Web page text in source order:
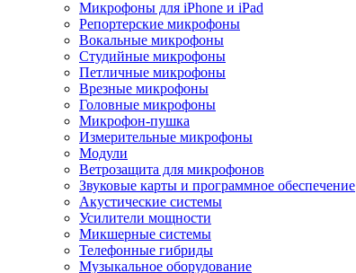
Микрофоны для iPhone и iPad
Репортерские микрофоны
Вокальные микрофоны
Студийные микрофоны
Петличные микрофоны
Врезные микрофоны
Головные микрофоны
Микрофон-пушка
Измерительные микрофоны
Модули
Ветрозащита для микрофонов
Звуковые карты и программное обеспечение
Акустические системы
Усилители мощности
Микшерные системы
Телефонные гибриды
Музыкальное оборудование